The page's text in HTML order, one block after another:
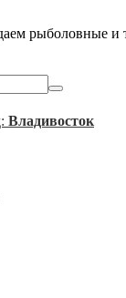
рыболовные и
Владивосток